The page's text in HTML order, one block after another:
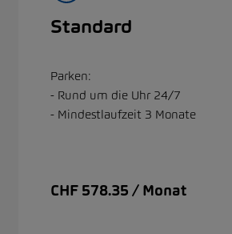
Standard
Parken:
- Rund um die Uhr 24/7
- Mindestlaufzeit 3 Monate
CHF 578.35 / Monat